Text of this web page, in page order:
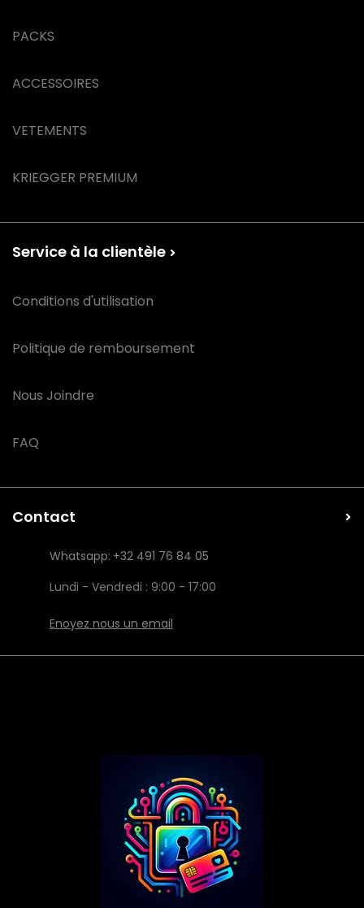
PACKS
ACCESSOIRES
VETEMENTS
KRIEGGER PREMIUM
Service à la clientèle
Conditions d'utilisation
Politique de remboursement
Nous Joindre
FAQ
Contact
Whatsapp: +32 491 76 84 05
Enoyez nous un email
Lundi - Vendredi : 9:00 - 17:00